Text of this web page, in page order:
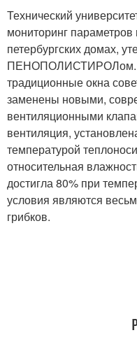
Технический
мониторинг
петербургских домах,
ПЕНОПОЛИСТИРОЛом.
традиционные окна
заменены новыми,
вентиляционными
вентиляция,
температурой
относительная
достигла 80% при
условия являются
грибков.